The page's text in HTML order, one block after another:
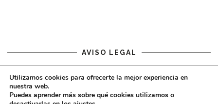
AVISO LEGAL
Aviso legal
Utilizamos cookies para ofrecerte la mejor experiencia en
nuestra web.
Puedes aprender más sobre qué cookies utilizamos o